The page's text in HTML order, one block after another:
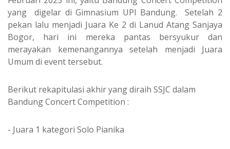
yang digelar di Gimnasium UPI Bandung. Setelah 2
pekan lalu menjadi Juara Ke 2 di Lanud Atang Sanjaya
Bogor, hari ini mereka pantas bersyukur dan
merayakan kemenangannya setelah menjadi Juara
Umum di event tersebut.
Berikut rekapitulasi akhir yang diraih SSJC dalam
Bandung Concert Competition :
- Juara 1 kategori Solo Pianika